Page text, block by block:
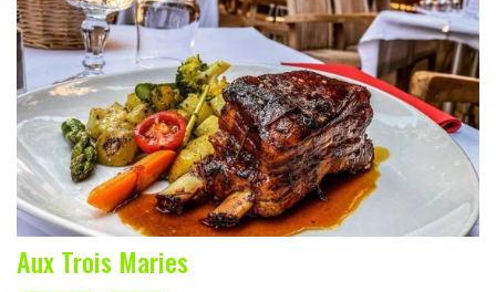
Aux Trois Maries